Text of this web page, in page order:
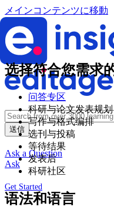
メインコンテンツに移動
Ask a Question
Ask
Get Started
选择符合您需求
问答专区
科研与论文发表规划
写作与格式编排
选刊与投稿
等待结果
发表后
科研社区
语法和语言